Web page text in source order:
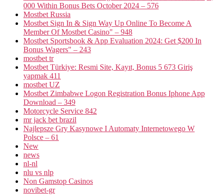
000 Within Bonus Bets October 2024 – 576
Mostbet Russia
Mostbet Sign In & Sign Way Up Online To Become A
Member Of Mostbet Casino" – 948
Mostbet Sportsbook & App Evaluation 2024: Get $200 In
Bonus Wagers" – 243
mostbet tr
Mostbet Türkiye: Resmi Site, Kayıt, Bonus 5 673 Giriş
yapmak 411
mostbet UZ
Mostbet Zimbabwe Logon Registration Bonus Iphone App
Download – 349
Motorcycle Service 842
mr jack bet brazil
Najlepsze Gry Kasynowe I Automaty Internetowego W
Polsce – 61
New
news
nl-nl
nlu vs nlp
Non Gamstop Casinos
novibet-gr